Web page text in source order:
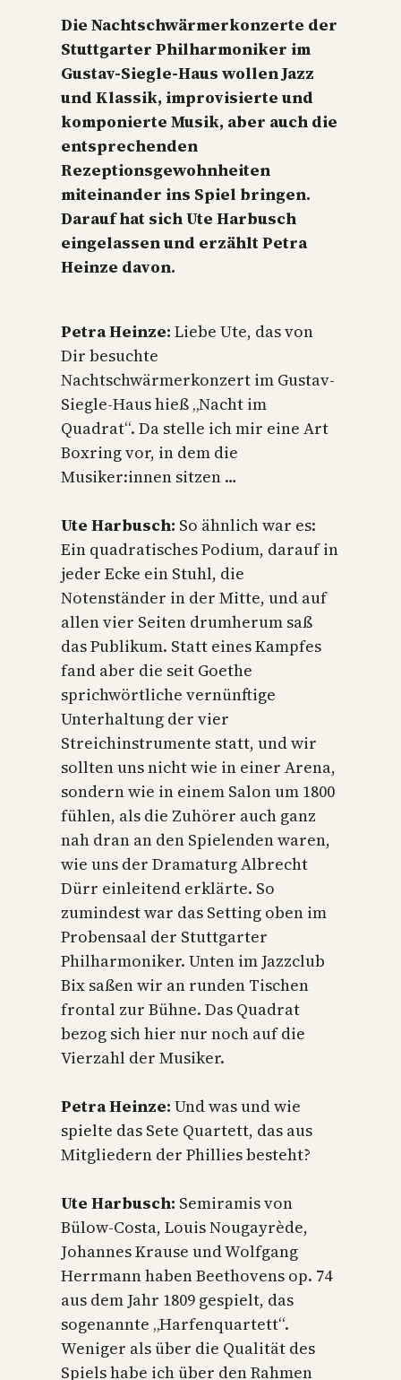
Die Nachtschwärmerkonzerte der
Stuttgarter Philharmoniker im
Gustav-Siegle-Haus wollen Jazz
und Klassik, improvisierte und
komponierte Musik, aber auch die
entsprechenden
Rezeptionsgewohnheiten
miteinander ins Spiel bringen.
Darauf hat sich Ute Harbusch
eingelassen und erzählt Petra
Heinze davon.
Petra Heinze: Liebe Ute, das von
Dir besuchte
Nachtschwärmerkonzert im Gustav-
Siegle-Haus hieß „Nacht im
Quadrat“. Da stelle ich mir eine Art
Boxring vor, in dem die
Musiker:innen sitzen …
Ute Harbusch: So ähnlich war es:
Ein quadratisches Podium, darauf in
jeder Ecke ein Stuhl, die
Notenständer in der Mitte, und auf
allen vier Seiten drumherum saß
das Publikum. Statt eines Kampfes
fand aber die seit Goethe
sprichwörtliche vernünftige
Unterhaltung der vier
Streichinstrumente statt, und wir
sollten uns nicht wie in einer Arena,
sondern wie in einem Salon um 1800
fühlen, als die Zuhörer auch ganz
nah dran an den Spielenden waren,
wie uns der Dramaturg Albrecht
Dürr einleitend erklärte. So
zumindest war das Setting oben im
Probensaal der Stuttgarter
Philharmoniker. Unten im Jazzclub
Bix saßen wir an runden Tischen
frontal zur Bühne. Das Quadrat
bezog sich hier nur noch auf die
Vierzahl der Musiker.
Petra Heinze: Und was und wie
spielte das Sete Quartett, das aus
Mitgliedern der Phillies besteht?
Ute Harbusch: Semiramis von
Bülow-Costa, Louis Nougayrède,
Johannes Krause und Wolfgang
Herrmann haben Beethovens op. 74
aus dem Jahr 1809 gespielt, das
sogenannte „Harfenquartett“.
Weniger als über die Qualität des
Spiels habe ich über den Rahmen